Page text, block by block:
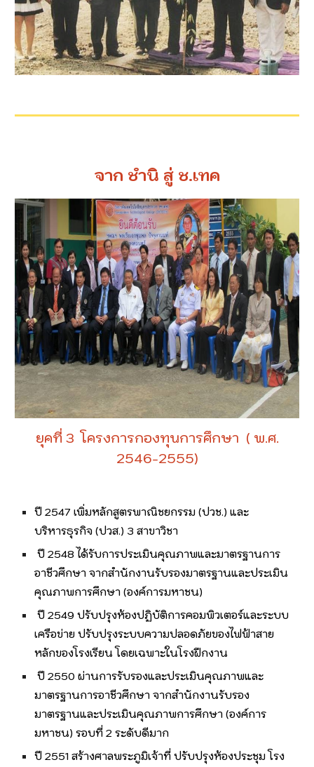
จาก ชำนิ สู่ ช.เทค
ยุคที่ 3 โครงการกองทุนการศึกษา ( พ.ศ.
2546-2555)
ปี 2547 เพิ่มหลักสูตรพาณิชยกรรม (ปวช.) และ
บริหารธุรกิจ (ปวส.) 3 สาขาวิชา
ปี 2548 ได้รับการประเมินคุณภาพและมาตรฐานการ
อาชีวศึกษา จากสำนักงานรับรองมาตรฐานและประเมิน
คุณภาพการศึกษา (องค์การมหาชน)
ปี 2549 ปรับปรุงห้องปฏิบัติการคอมพิวเตอร์และระบบ
เครือข่าย ปรับปรุงระบบความปลอดภัยของไฟฟ้าสาย
หลักของโรงเรียน โดยเฉพาะในโรงฝึกงาน
ปี 2550 ผ่านการรับรองและประเมินคุณภาพและ
มาตรฐานการอาชีวศึกษา จากสำนักงานรับรอง
มาตรฐานและประเมินคุณภาพการศึกษา (องค์การ
มหาชน) รอบที่ 2 ระดับดีมาก
ปี 2551 สร้างศาลพระภูมิเจ้าที่ ปรับปรุงห้องประชุม โรง